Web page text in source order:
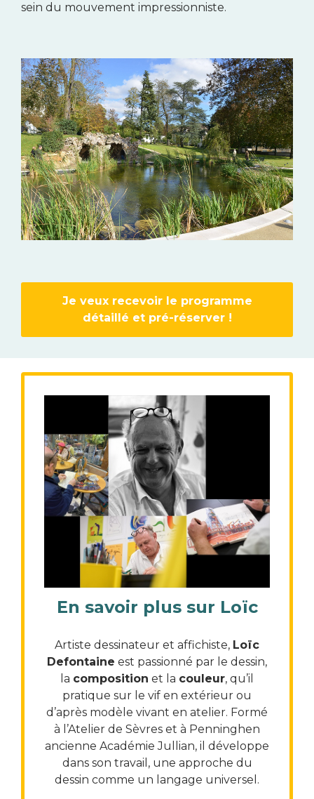
sein du mouvement impressionniste.
Je veux recevoir le programme
détaillé et pré-réserver !
En savoir plus sur Loïc
Artiste dessinateur et affichiste, Loïc
Defontaine est passionné par le dessin,
la composition et la couleur, qu’il
pratique sur le vif en extérieur ou
d’après modèle vivant en atelier. Formé
à l’Atelier de Sèvres et à Penninghen
ancienne Académie Jullian, il développe
dans son travail, une approche du
dessin comme un langage universel.